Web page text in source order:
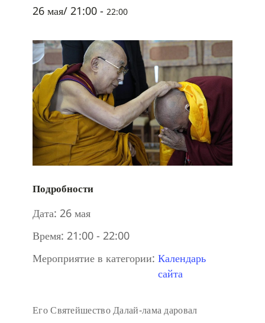
26 мая/ 21:00 - 22:00
Подробности
Дата: 26 мая
Время: 21:00 - 22:00
Мероприятие в категории: Календарь
сайта
Его Святейшество Далай-лама даровал